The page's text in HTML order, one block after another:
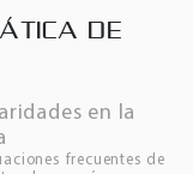
DE
en la
frecuentes de